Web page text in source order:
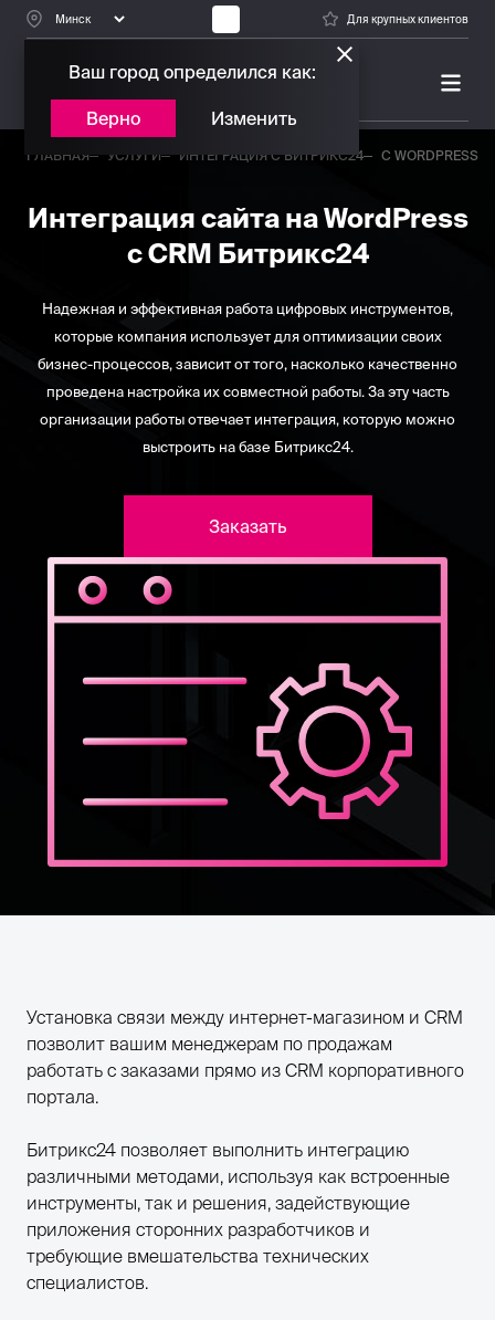
Для крупных клиентов
БИТРИКС24
ГЛАВНАЯ УСЛУГИ ИНТЕГРАЦИЯ С БИТРИКС24 С WORDPRESS
Интеграция сайта на WordPress
с CRM Битрикс24
Надежная и эффективная работа цифровых инструментов,
которые компания использует для оптимизации своих
бизнес-процессов, зависит от того, насколько качественно
проведена настройка их совместной работы. За эту часть
организации работы отвечает интеграция, которую можно
выстроить на базе Битрикс24.
Заказать
Установка связи между интернет-магазином и CRM
позволит вашим менеджерам по продажам
работать с заказами прямо из CRM корпоративного
портала.
Битрикс24 позволяет выполнить интеграцию
различными методами, используя как встроенные
инструменты, так и решения, задействующие
приложения сторонних разработчиков и
требующие вмешательства технических
специалистов.
Ваш город определился как:
Верно Изменить